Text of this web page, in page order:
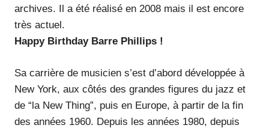
archives. Il a été réalisé en 2008 mais il est encore
très actuel.
Happy Birthday Barre Phillips !
Sa carrière de musicien s’est d’abord développée à
New York, aux côtés des grandes figures du jazz et
de “la New Thing”, puis en Europe, à partir de la fin
des années 1960. Depuis les années 1980, depuis